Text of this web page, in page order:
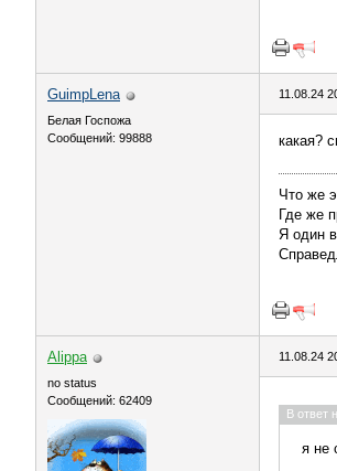
GuimpLena
Белая Госпожа
Сообщений: 99888
11.08.24
какая?
Что же
Где же
Я один
Alippa
no status
Сообщений: 62409
11.08.24
В ответ
я не